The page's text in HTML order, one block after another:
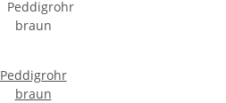
Peddigrohr
braun